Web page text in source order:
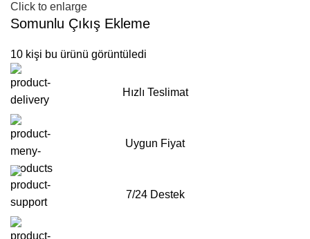
Click to enlarge
Somunlu Çıkış Ekleme
10 kişi bu ürünü görüntüledi
Hızlı Teslimat
Uygun Fiyat
7/24 Destek